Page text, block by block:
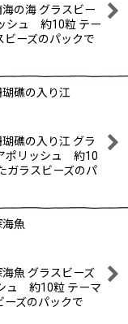
の海 グラスビー
シュ 約10粒 テー
ビーズのパックで
礁の入り江
礁の入り江 グラ
ポリッシュ 約10
ガラスビーズのパ
魚
魚 グラスビーズ
ュ 約10粒 テーマ
ーズのパックで